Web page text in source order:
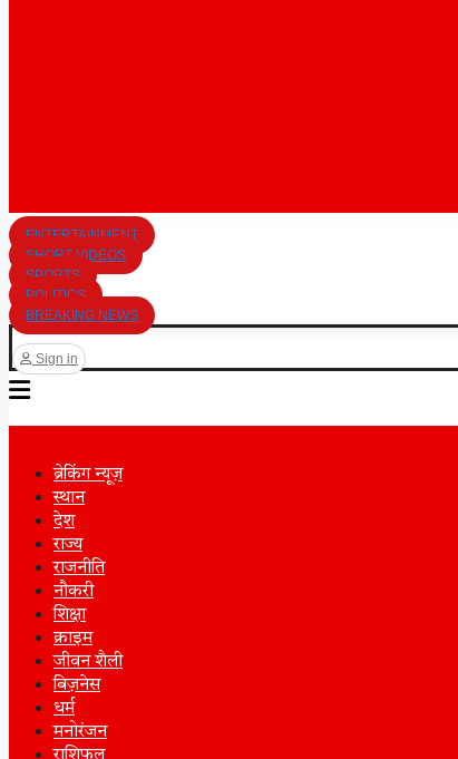
ENTERTAINMENT
SHORT VIDEOS
SPORTS
POLITICS
BREAKING NEWS
Sign in
ब्रेकिंग न्यूज़
स्थान
देश
राज्य
राजनीति
नौकरी
शिक्षा
क्राइम
जीवन शैली
बिज़नेस
धर्म
मनोरंजन